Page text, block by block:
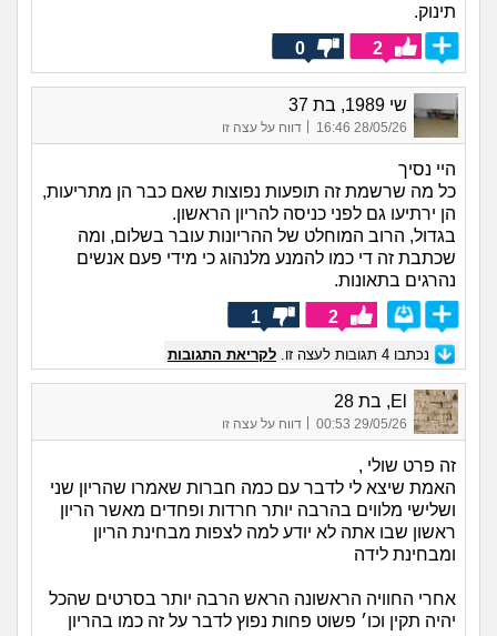
תינוק.
2
0
שי 1989, בת 37
28/05/26 16:46
| דווח על עצה זו
היי נסיך
כל מה שרשמת זה תופעות נפוצות שאם כבר הן מתריעות,
הן ירתיעו גם לפני כניסה להריון הראשון.
בגדול, הרוב המוחלט של ההריונות עובר בשלום, ומה
שכתבת זה די כמו להמנע מלנהוג כי מידי פעם אנשים
נהרגים בתאונות.
2
1
נכתבו 4 תגובות לעצה זו. לקריאת התגובות
El, בת 28
29/05/26 00:53 דווח על עצה זו
זה פרט שולי ,
האמת שיצא לי לדבר עם כמה חברות שאמרו שהריון שני
ושלישי מלווים בהרבה יותר חרדות ופחדים מאשר הריון
ראשון שבו אתה לא יודע למה לצפות מבחינת הריון
ומבחינת לידה
אחרי החוויה הראשונה הראש הרבה יותר בסרטים שהכל
יהיה תקין וכו׳ פשוט פחות נפוץ לדבר על זה כמו בהריון